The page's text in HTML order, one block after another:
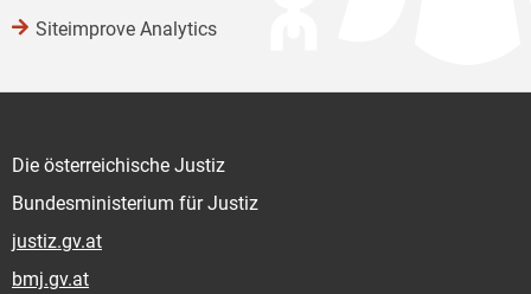
Siteimprove Analytics
Die österreichische Justiz
Bundesministerium für Justiz
justiz.gv.at
bmj.gv.at